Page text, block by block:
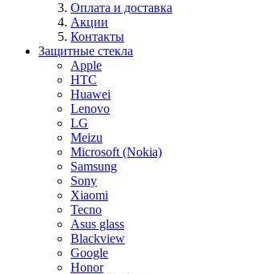
Оплата и доставка
Акции
Контакты
Защитные стекла
Apple
HTC
Huawei
Lenovo
LG
Meizu
Microsoft (Nokia)
Samsung
Sony
Xiaomi
Tecno
Asus glass
Blackview
Google
Honor